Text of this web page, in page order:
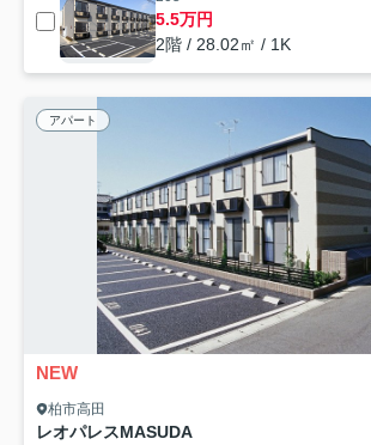
5.5万円
2階 / 28.02㎡ / 1K
アパート
NEW
柏市高田
レオパレスMASUDA